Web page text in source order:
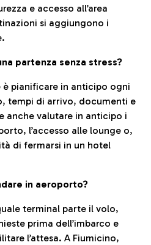
e accesso all’area
si aggiungono i
partenza senza stress?
pianificare in anticipo ogni
tempi di arrivo, documenti e
anche valutare in anticipo i
l’accesso alle lounge o,
di fermarsi in un hotel
in aeroporto?
terminal parte il volo,
prima dell’imbarco e
l’attesa. A Fiumicino,